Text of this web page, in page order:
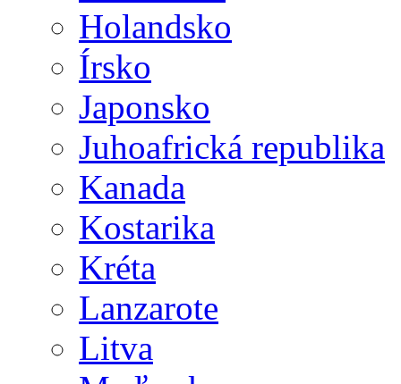
Holandsko
Írsko
Japonsko
Juhoafrická republika
Kanada
Kostarika
Kréta
Lanzarote
Litva